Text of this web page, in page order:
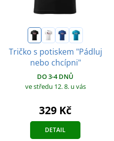
Tričko s potiskem "Pádluj
nebo chcípni"
DO 3-4 DNŮ
ve středu 12. 8. u vás
329 Kč
DETAIL